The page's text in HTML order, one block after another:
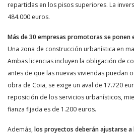
repartidas en los pisos superiores. La
484.000 euros.
Más de 30 empresas promotoras se ponen
Una zona de construcción urbanística en
Ambas licencias incluyen la obligación de
antes de que las nuevas viviendas puedan
obra de Coia, se exige un aval de 17.720
reposición de los servicios urbanísticos,
fianza fijada es de 1.200 euros.
Además, los proyectos deberán ajustarse